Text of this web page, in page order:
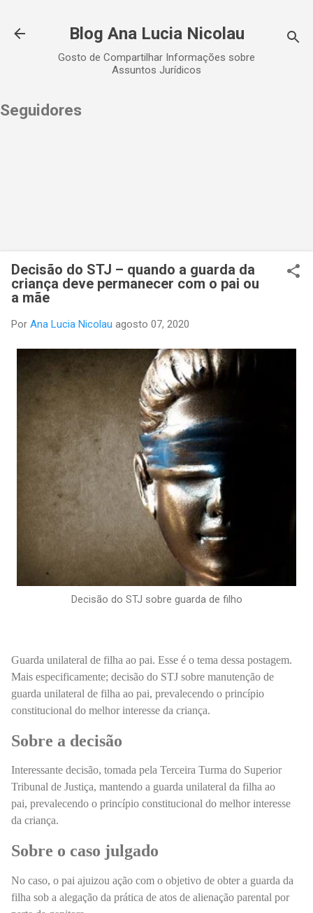
Blog Ana Lucia Nicolau
Gosto de Compartilhar Informações sobre
Assuntos Jurídicos
Seguidores
Decisão do STJ – quando a guarda da
criança deve permanecer com o pai ou
a mãe
Por Ana Lucia Nicolau agosto 07, 2020
Decisão do STJ sobre guarda de filho
Guarda unilateral de filha ao pai. Esse é o tema dessa postagem.
Mais especificamente; decisão do STJ sobre manutenção de
guarda unilateral de filha ao pai, prevalecendo o princípio
constitucional do melhor interesse da criança.
Sobre a decisão
Interessante decisão, tomada pela Terceira Turma do Superior
Tribunal de Justiça, mantendo a guarda unilateral da filha ao
pai, prevalecendo o princípio constitucional do melhor interesse
da criança.
Sobre o caso julgado
No caso, o pai ajuizou ação com o objetivo de obter a guarda da
filha sob a alegação da prática de atos de alienação parental por